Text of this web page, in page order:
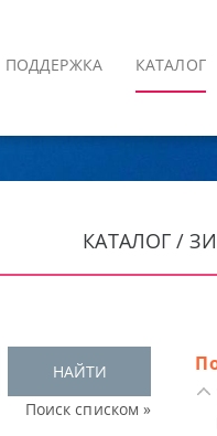
ПОДДЕРЖКА КАТАЛОГ
КАТАЛОГ /
НАЙТИ
Поиск списком »